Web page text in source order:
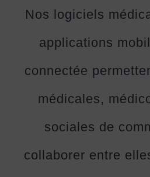
Nos logiciels
applications
connectée
médicales,
sociales de
collaborer entre